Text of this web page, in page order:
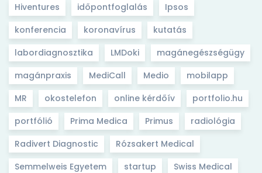
Hiventures
időpontfoglalás
Ipsos
konferencia
koronavírus
kutatás
labordiagnosztika
LMDoki
magánegészségügy
magánpraxis
MediCall Medio
mobilapp
MR
okostelefon online kérdőív
portfolio.hu
portfólió
Prima Medica Primus
radiológia
Radivert Diagnostic
Rózsakert Medical
Semmelweis Egyetem
startup
Swiss Medical